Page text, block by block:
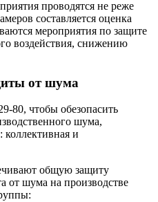
проводятся не реже
составляется оценка
мероприятия по защите
воздействия, снижению
от шума
80, чтобы обезопасить
шума,
и
общую защиту
от шума на производстве